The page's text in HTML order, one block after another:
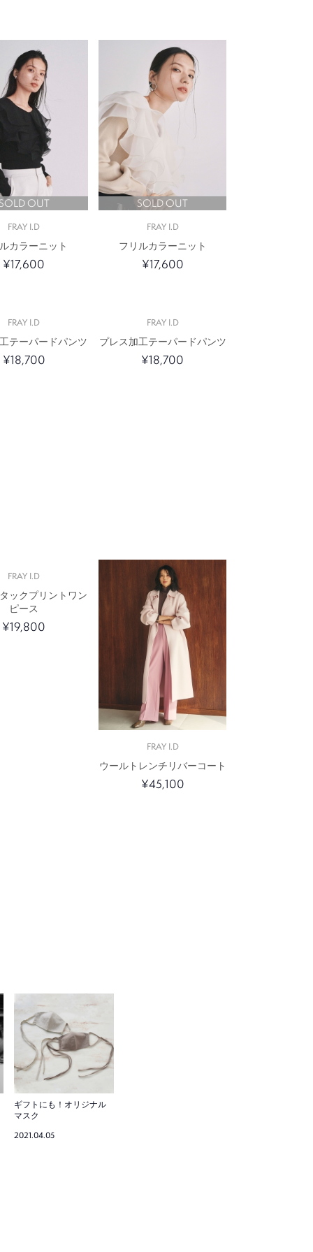
OUT
FRAY I.D
カラーニット
¥17,600
SOLD OUT
FRAY I.D
フリルカラーニット
¥17,600
FRAY I.D
テーパードパンツ
¥18,700
FRAY I.D
プレス加工テーパードパンツ
¥18,700
FRAY I.D
ックプリントワン
ピース
¥19,800
FRAY I.D
ウールトレンチリバーコート
¥45,100
ギフトにも！オリジナル
マスク
2021.04.05